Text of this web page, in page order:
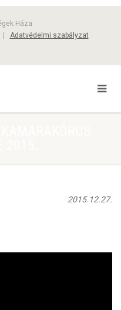
Háza
Adatvédelmi szabályzat
2015.12.27.